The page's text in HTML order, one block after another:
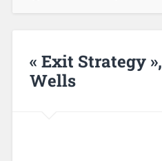
« Exit Strategy
Wells